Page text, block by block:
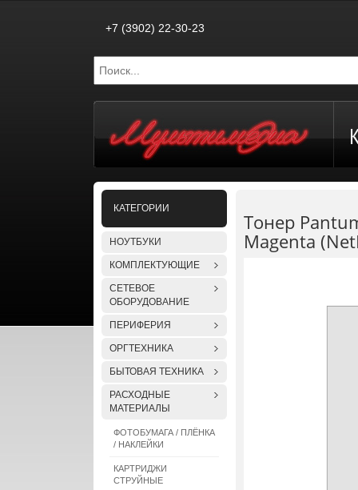
+7 (3902) 22-30-23
КАТЕГОРИИ
НОУТБУКИ
КОМПЛЕКТУЮЩИЕ
СЕТЕВОЕ
ОБОРУДОВАНИЕ
ПЕРИФЕРИЯ
ОРГТЕХНИКА
БЫТОВАЯ ТЕХНИКА
РАСХОДНЫЕ
МАТЕРИАЛЫ
ФОТОБУМАГА / ПЛЁНКА
/ НАКЛЕЙКИ
КАРТРИДЖИ
СТРУЙНЫЕ
Тонер
Magenta